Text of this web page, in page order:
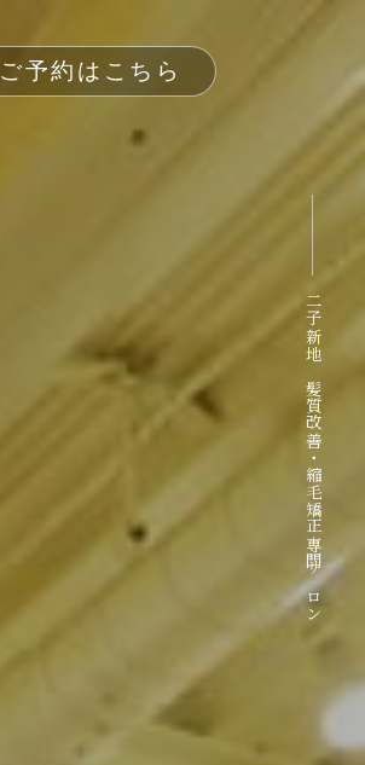
ご予約はこちら
二子新地 髪質改善・縮毛矯正専門サロン